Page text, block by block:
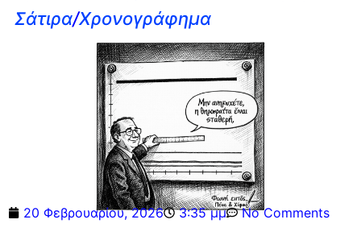
Σάτιρα/Χρονογράφημα
20 Φεβρουαρίου, 2026 3:35 μμ No Comments